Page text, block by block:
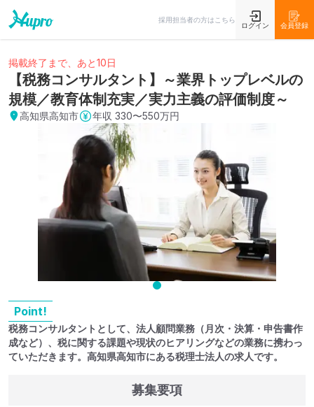
採用担当者の方はこちら
ログイン 会員登録
掲載終了まで、あと10日
【税務コンサルタント】～業界トップレベルの
規模／教育体制充実／実力主義の評価制度～
高知県高知市 年収 330〜550万円
Point!
税務コンサルタントとして、法人顧問業務（月次・決算・申告書作
成など）、税に関する課題や現状のヒアリングなどの業務に携わっ
ていただきます。高知県高知市にある税理士法人の求人です。
募集要項